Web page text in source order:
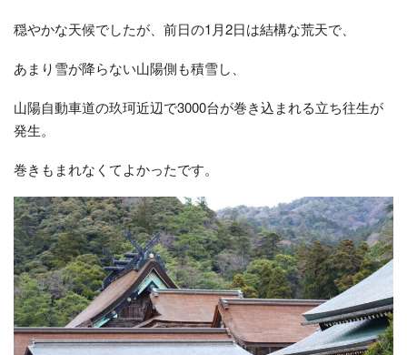
穏やかな天候でしたが、前日の1月2日は結構な荒天で、
あまり雪が降らない山陽側も積雪し、
山陽自動車道の玖珂近辺で3000台が巻き込まれる立ち往生が
発生。
巻きもまれなくてよかったです。